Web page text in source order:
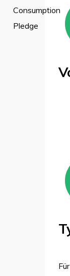
Consumption
Pledge